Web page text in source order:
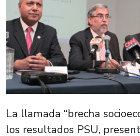
La llamada “brecha
los resultados PSU,